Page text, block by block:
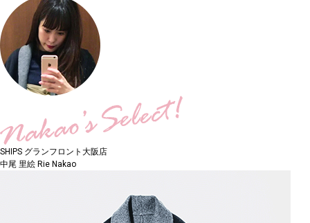
SHIPS グランフロント大阪店
中尾 里絵 Rie Nakao